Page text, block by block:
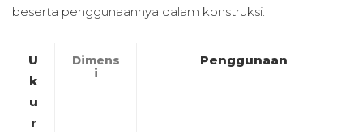
beserta penggunaannya dalam konstruksi.
U
k
u
r
Dimens
i
Penggunaan